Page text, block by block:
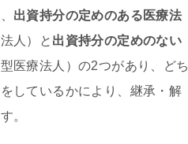
出資持分の定めのある医療法
人）と 出資持分の定めのない
型医療法人）の2つがあり、どち
しているかにより、継承・解
。